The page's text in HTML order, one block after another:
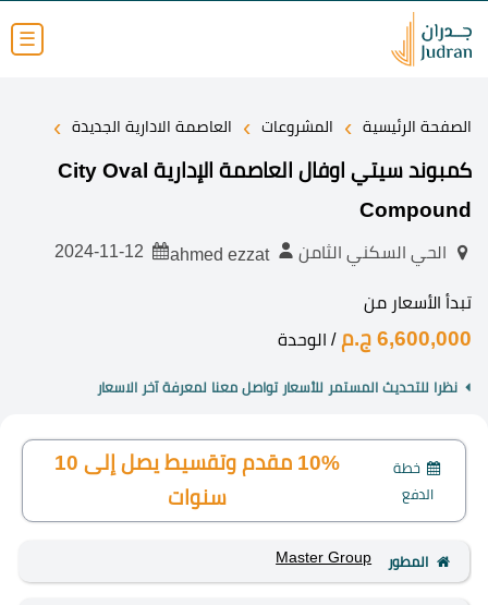
☰
الصفحة الرئيسية › المشروعات › العاصمة الادارية الجديدة ›
كمبوند سيتي اوفال العاصمة الإدارية City Oval
Compound
الحي السكني الثامن ahmed ezzat
تبدأ الأسعار من
6,600,000 ج.م / الوحدة
نظرا للتحديث المستمر للأسعار تواصل معنا لمعرفة آخر الاسعار
خطة
الدفع
10% مقدم وتقسيط يصل إلى 10
سنوات
المطور Master Group